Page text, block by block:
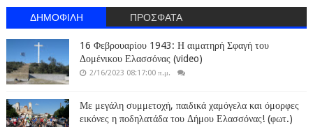
ΔΗΜΟΦΙΛΗ ΠΡΟΣΦΑΤΑ
16 Φεβρουαρίου 1943: Η αιματηρή Σφαγή του
Δομένικου Ελασσόνας (video)
2/16/2023 08:17:00 π.μ.
Με μεγάλη συμμετοχή, παιδικά χαμόγελα και όμορφες
εικόνες η ποδηλατάδα του Δήμου Ελασσόνας! (φωτ.)